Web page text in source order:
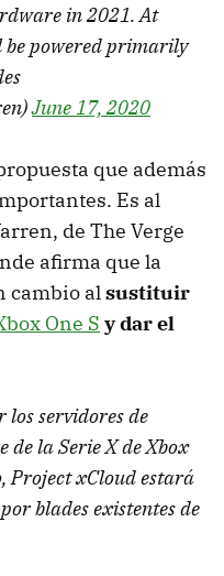
in 2021. At
powered primarily
June 17, 2020
que además
Es al
de The Verge
afirma que la
cambio alsustituir
One S y dar el
servidores de
la Serie X de Xbox
Project xCloud estará
blades existentes de